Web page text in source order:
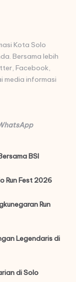
Kota Solo
Bersama lebih
Facebook,
media informasi
BSI
Run Fest 2026
Run
Legendaris di
di Solo